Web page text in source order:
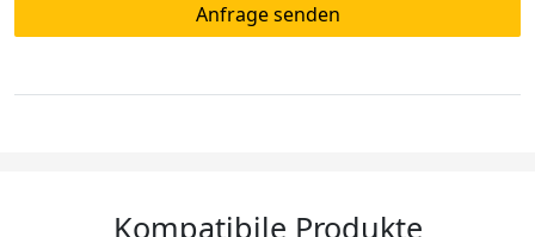
Anfrage senden
Kompatibile Produkte